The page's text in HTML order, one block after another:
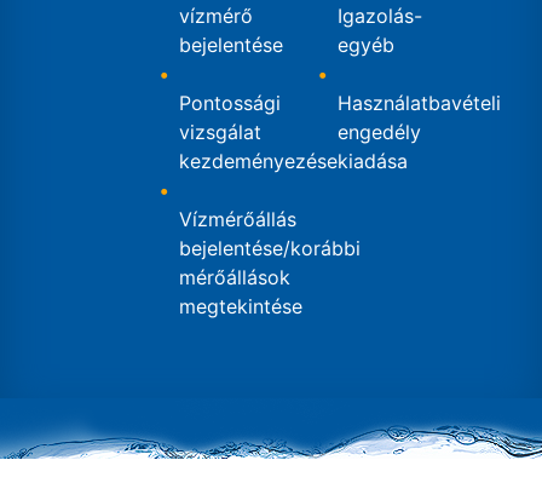
vízmérő
bejelentése
Pontossági
vizsgálat
kezdeményezése
Vízmérőállás
bejelentése/korábbi
mérőállások
megtekintése
Igazolás-
egyéb
Használatbavételi
engedély
kiadása